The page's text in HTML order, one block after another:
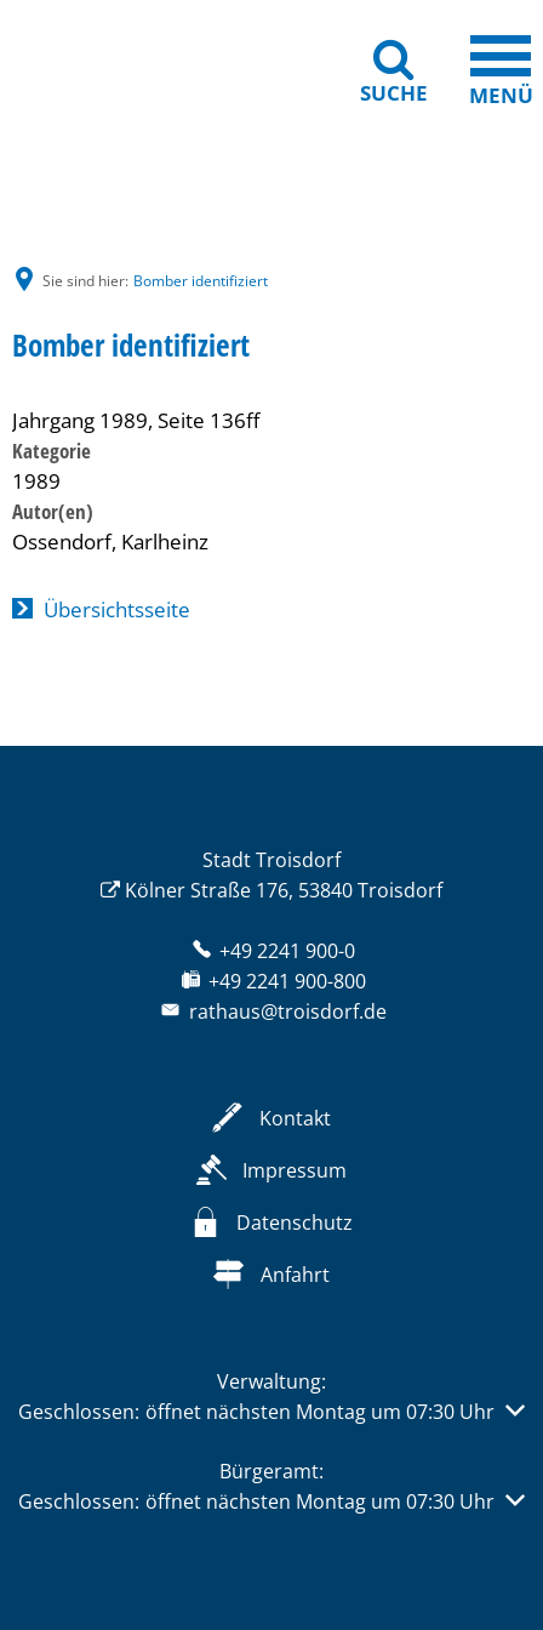
SUCHE MENÜ
Sie sind hier: Bomber identifiziert
Bomber identifiziert
Jahrgang 1989, Seite 136ff
Kategorie
1989
Ossendorf, Karlheinz
Übersichtsseite
Stadt Troisdorf
Kölner Straße 176, 53840 Troisdorf
+49 2241 900-0
+49 2241 900-800
rathaus@troisdorf.de
Kontakt
Impressum
Datenschutz
Anfahrt
Verwaltung:
Klicken, um weitere Öffnungs- oder Schließzeiten
Geschlossen: öffnet nächsten Montag um 07:30 Uhr
Bürgeramt:
Klicken, um weitere Öffnungs- oder Schließzeiten
Geschlossen: öffnet nächsten Montag um 07:30 Uhr